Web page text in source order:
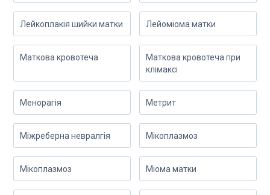
Лейкоплакія шийки матки Лейоміома матки
Маткова кровотеча
Маткова кровотеча при
клімаксі
Менорагія Метрит
Міжреберна невралгія Мікоплазмоз
Мікоплазмоз Міома матки